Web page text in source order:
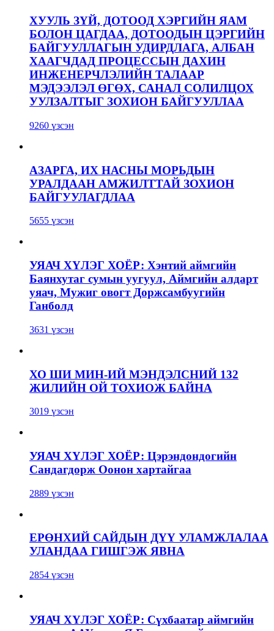
ХУУЛЬ ЗҮЙ, ДОТООД ХЭРГИЙН ЯАМ
БОЛОН ЦАГДАА, ДОТООДЫН ЦЭРГИЙН
БАЙГУУЛЛАГЫН УДИРДЛАГА, АЛБАН
ХААГЧДАД ПРОЦЕССЫН ДАХИН
ИНЖЕНЕРЧЛЭЛИЙН ТАЛААР
МЭДЭЭЛЭЛ ӨГӨХ, САНАЛ СОЛИЛЦОХ
УУЛЗАЛТЫГ ЗОХИОН БАЙГУУЛЛАА
9260 үзсэн
АЗАРГА, ИХ НАСНЫ МОРЬДЫН
УРАЛДААН АМЖИЛТТАЙ ЗОХИОН
БАЙГУУЛАГДЛАА
5655 үзсэн
УЯАЧ ХҮЛЭГ ХОЁР: Хэнтий аймгийн
Баянхутаг сумын уугуул, Аймгийн алдарт
уяач, Мужиг овогт Доржсамбуугийн
Ганболд
3631 үзсэн
ХО ШИ МИН-ИЙ МЭНДЭЛСНИЙ 132
ЖИЛИЙН ОЙ ТОХИОЖ БАЙНА
3019 үзсэн
УЯАЧ ХҮЛЭГ ХОЁР: Цэрэндондогийн
Сандагдорж Оонон хартайгаа
2889 үзсэн
ЕРӨНХИЙ САЙДЫН ДҮҮ УЛАМЖЛАЛАА
УЛАНДАА ГИШГЭЖ ЯВНА
2854 үзсэн
УЯАЧ ХҮЛЭГ ХОЁР: Сүхбаатар аймгийн